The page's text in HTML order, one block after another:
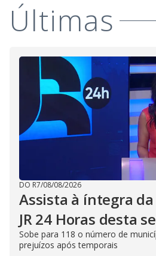
Últimas
DO R7/08/08/2026
Assista à íntegra da
JR 24 Horas desta
Sobe para 118 o número de
prejuízos após temporais